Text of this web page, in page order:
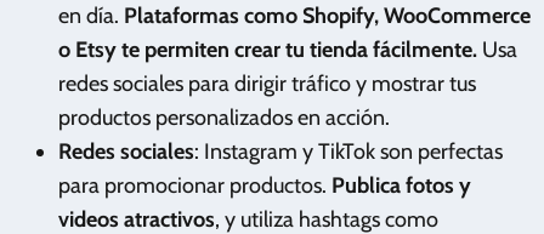
en día. Plataformas como Shopify, WooCommerce
o Etsy te permiten crear tu tienda fácilmente. Usa
redes sociales para dirigir tráfico y mostrar tus
productos personalizados en acción.
Redes sociales: Instagram y TikTok son perfectas
para promocionar productos. Publica fotos y
videos atractivos, y utiliza hashtags como